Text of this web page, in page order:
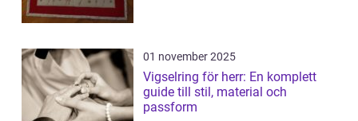
01 november 2025
Vigselring för herr: En komplett
guide till stil, material och
passform